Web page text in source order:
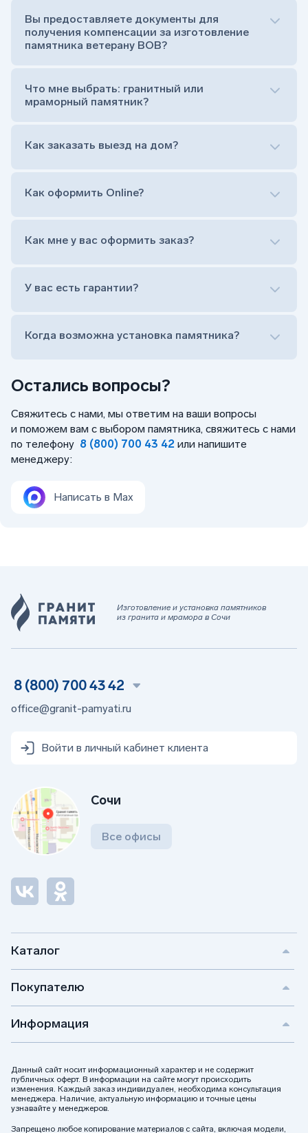
Остались вопросы?
Свяжитесь с нами, мы ответим на ваши вопросы
и поможем вам с выбором памятника, свяжитесь с нами
по телефону 8 (800) 700 43 42 или напишите
менеджеру:
Написать в Max
Тумба (постамент, на который при помощи
штыря устанавливается стела)
Цветник (обрамление могилки, бывает, что
Обработка и сверловка комплекта
Расположение символа веры (крестик или
на символ веры или вовсе портрет не рисовать)
прописной)
Вы предоставляете документы для
получения компенсации за изготовление
памятника ветерану ВОВ?
Что мне выбрать: гранитный или
мраморный памятник?
Как заказать выезд на дом?
Оформить заказ удаленно (online)
Заказать бесплатный выезд менеджера на дом
Как оформить Online?
Оформить заказ удаленно (online)
Заказать бесплатный выезд менеджера на дом
Как мне у вас оформить заказ?
У вас есть гарантии?
Когда возможна установка памятника?
Изготовление и установка памятников
из гранита и мрамора в Сочи
Каталог
Покупателю
Информация
Данный сайт носит информационный характер и не содержит
публичных оферт. В информации на сайте могут происходить
изменения. Каждый заказ индивидуален, необходима консультация
менеджера. Наличие, актуальную информацию и точные цены
узнавайте у менеджеров.
Запрещено любое копирование материалов с сайта, включая модели,
8 (800) 700 43 42
office@granit-pamyati.ru
Войти в личный кабинет клиента
Сочи
Все офисы